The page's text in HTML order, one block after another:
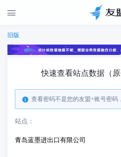

旧版
快速查看站点数据（原
查看密码不是您的友盟+账号密码，
站点：
青岛蓝墨进出口有限公司